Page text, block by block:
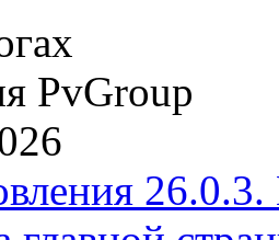
PvGroup
26.0.3.